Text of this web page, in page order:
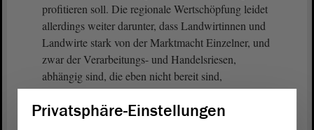
profitieren soll. Die regionale Wertschöpfung leidet
allerdings weiter darunter, dass Landwirtinnen und
Landwirte stark von der Marktmacht Einzelner, und
zwar der Verarbeitungs- und Handelsriesen,
abhängig sind, die eben nicht bereit sind,
Erzeugerpreise zu bezahlen und damit die Kosten
für die Erzeugung der Lebensmittel, aber eben auch
Privatsphäre-Einstellungen